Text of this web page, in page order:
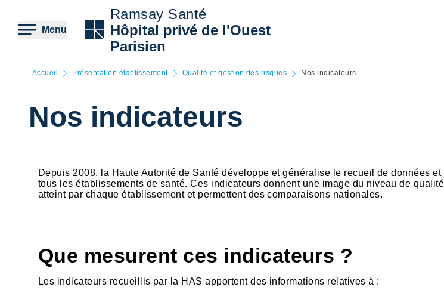
contenu
principal
Menu
Ramsay Santé
Hôpital privé de l'Ouest
Parisien
Accueil Présentation établissement Qualité et gestion des risques Nos indicateurs
Nos indicateurs
Depuis 2008, la Haute Autorité de Santé développe et généralise le recueil de données et
tous les établissements de santé. Ces indicateurs donnent une image du niveau de
atteint par chaque établissement et permettent des comparaisons nationales.
Que mesurent ces indicateurs ?
Les indicateurs recueillis par la HAS apportent des informations relatives à :